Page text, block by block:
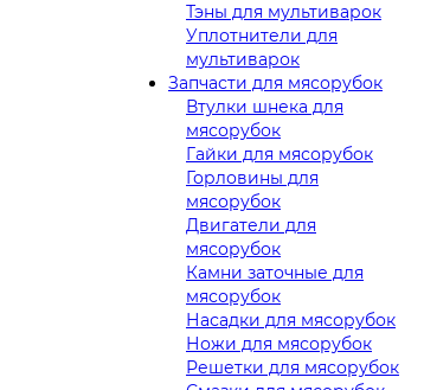
Тэны для мультиварок
Уплотнители для
мультиварок
Запчасти для мясорубок
Втулки шнека для
мясорубок
Гайки для мясорубок
Горловины для
мясорубок
Двигатели для
мясорубок
Камни заточные для
мясорубок
Насадки для мясорубок
Ножи для мясорубок
Решетки для мясорубок